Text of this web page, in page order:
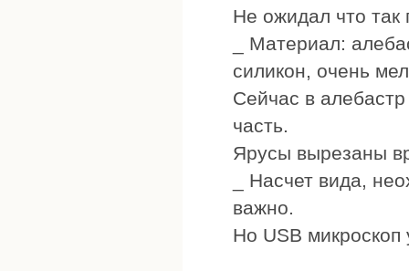
Не ожидал что так
_ Материал:
силикон, очень
Сейчас в
часть.
Ярусы вырезаны
_ Насчет вида,
важно.
Но USB микроскоп